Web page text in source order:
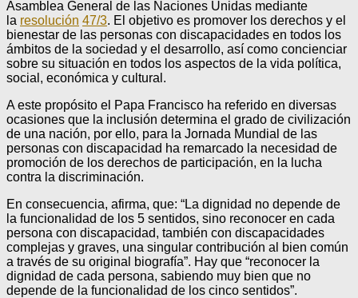
Asamblea General de las Naciones Unidas mediante
la resolución 47/3. El objetivo es promover los derechos y el
bienestar de las personas con discapacidades en todos los
ámbitos de la sociedad y el desarrollo, así como concienciar
sobre su situación en todos los aspectos de la vida política,
social, económica y cultural.
A este propósito el Papa Francisco ha referido en diversas
ocasiones que la inclusión determina el grado de civilización
de una nación, por ello, para la Jornada Mundial de las
personas con discapacidad ha remarcado la necesidad de
promoción de los derechos de participación, en la lucha
contra la discriminación.
En consecuencia, afirma, que: “La dignidad no depende de
la funcionalidad de los 5 sentidos, sino reconocer en cada
persona con discapacidad, también con discapacidades
complejas y graves, una singular contribución al bien común
a través de su original biografía”. Hay que “reconocer la
dignidad de cada persona, sabiendo muy bien que no
depende de la funcionalidad de los cinco sentidos”.